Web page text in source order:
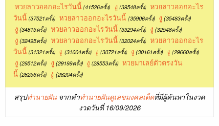
หวยลาวออกอะไรวันนี้ (41526ครั้ง) งู (39548ครั้ง) หวยลาวออกอะไร
วันนี้(37521ครั้ง) หวยลาวออกอะไรวันนี้ (35906ครั้ง) งู (35483ครั้ง)
งู (34815ครั้ง) หวยลาวออกอะไรวันนี้ (33294ครั้ง) งู (32548ครั้ง)
งู (32495ครั้ง) หวยลาวออกอะไรวันนี้ (32024ครั้ง) หวยลาวออกอะไร
วันนี้(31321ครั้ง) งู (31004ครั้ง) งู (30721ครั้ง) งู (30161ครั้ง) งู (29660ครั้ง)
งู (29512ครั้ง) งู (29199ครั้ง) งู (28553ครั้ง) หวยมาเลย์ตัวตรงวัน
นี้(28256ครั้ง) งู (28204ครั้ง)
สรุปทำนายฝัน จากคำทำนายฝันดูเลขมงคลเด็ดที่มีผู้ค้นหาในงวด
งวดวันที่ 16/09/2026